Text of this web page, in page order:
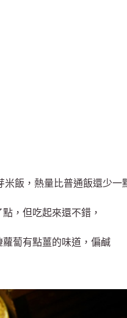
米飯，熱量比普通飯還少一
點，但吃起來還不錯，
蘿蔔有點薑的味道，偏鹹